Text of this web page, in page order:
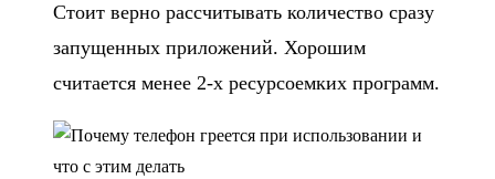
Стоит верно рассчитывать количество сразу
запущенных приложений. Хорошим
считается менее 2-х ресурсоемких программ.